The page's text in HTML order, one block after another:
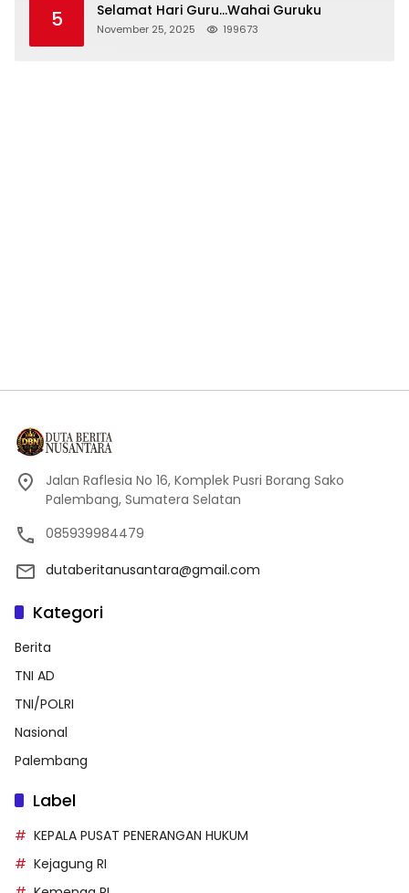
5 Selamat Hari Guru…Wahai Guruku
November 25, 2025 199673
Jalan Raflesia No 16, Komplek Pusri Borang Sako
Palembang, Sumatera Selatan
085939984479
dutaberitanusantara@gmail.com
Kategori
Berita
TNI AD
TNI/POLRI
Nasional
Palembang
Label
KEPALA PUSAT PENERANGAN HUKUM
Kejagung RI